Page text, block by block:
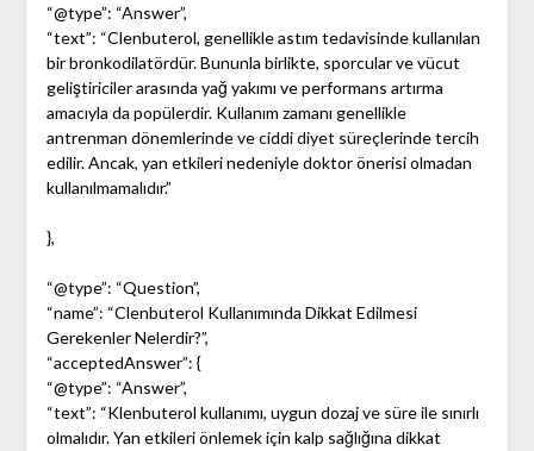
“@type”: “Answer”,
“text”: “Clenbuterol, genellikle astım tedavisinde kullanılan
bir bronkodilatördür. Bununla birlikte, sporcular ve vücut
geliştiriciler arasında yağ yakımı ve performans artırma
amacıyla da popülerdir. Kullanım zamanı genellikle
antrenman dönemlerinde ve ciddi diyet süreçlerinde tercih
edilir. Ancak, yan etkileri nedeniyle doktor önerisi olmadan
kullanılmamalıdır.”
},
“@type”: “Question”,
“name”: “Clenbuterol Kullanımında Dikkat Edilmesi
Gerekenler Nelerdir?”,
“acceptedAnswer”: {
“@type”: “Answer”,
“text”: “Klenbuterol kullanımı, uygun dozaj ve süre ile sınırlı
olmalıdır. Yan etkileri önlemek için kalp sağlığına dikkat